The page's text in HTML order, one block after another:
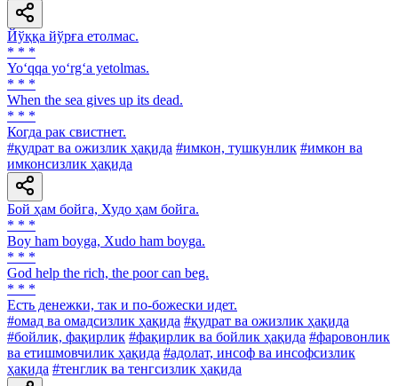
Йўққа йўрға етолмас.
* * *
Yo‘qqa yo‘rg‘a yetolmas.
* * *
When the sea gives up its dead.
* * *
Когда рак свистнет.
#қудрат ва ожизлик ҳақида #имкон, тушкунлик #имкон ва
имконсизлик ҳақида
Бой ҳам бойга, Худо ҳам бойга.
* * *
Boy ham boyga, Xudo ham boyga.
* * *
God help the rich, the poor can beg.
* * *
Есть денежки, так и по-божески идет.
#омад ва омадсизлик ҳақида #қудрат ва ожизлик ҳақида
#бойлик, фақирлик #фақирлик ва бойлик ҳақида #фаровонлик
ва етишмовчилик ҳақида #адолат, инсоф ва инсофсизлик
ҳақида #тенглик ва тенгсизлик ҳақида